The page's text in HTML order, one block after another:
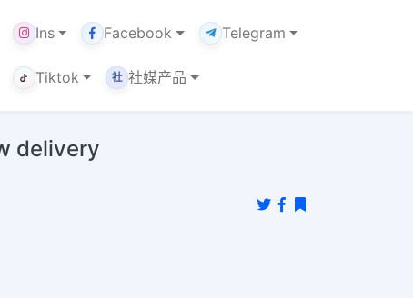
Ins Facebook Telegram
Tiktok 社 社媒产品
delivery